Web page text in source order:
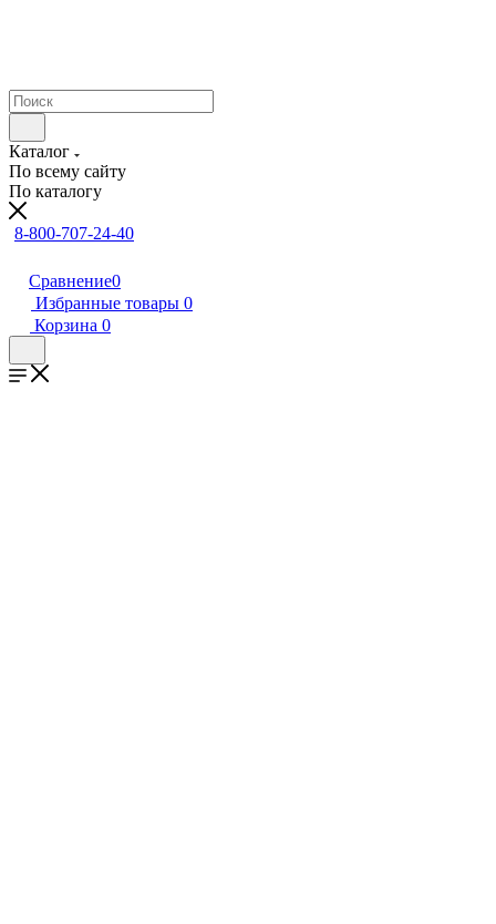
Каталог
По всему сайту
По каталогу
8-800-707-24-40
Сравнение0
Избранные товары 0
Корзина 0